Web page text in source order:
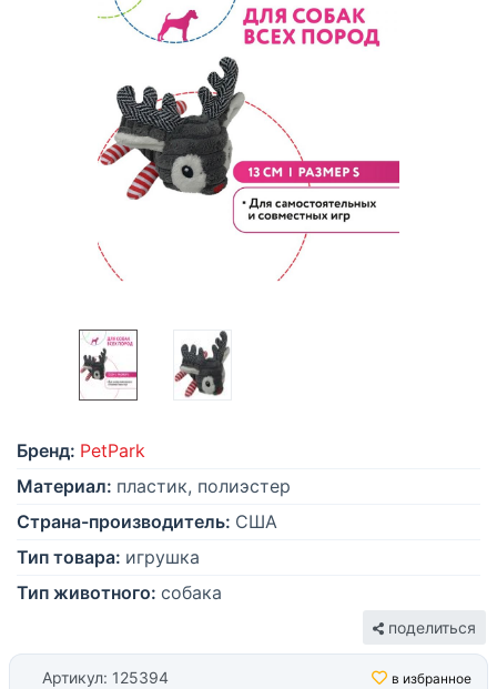
Бренд: PetPark
Материал: пластик, полиэстер
Страна-производитель: США
Тип товара: игрушка
Тип животного: собака
поделиться
Артикул: 125394 в избранное